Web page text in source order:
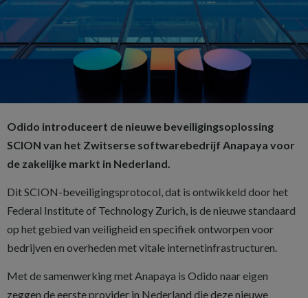
Odido introduceert de nieuwe beveiligingsoplossing
SCION van het Zwitserse softwarebedrijf Anapaya voor
de zakelijke markt in Nederland.
Dit SCION-beveiligingsprotocol, dat is ontwikkeld door het
Federal Institute of Technology Zurich, is de nieuwe standaard
op het gebied van veiligheid en specifiek ontworpen voor
bedrijven en overheden met vitale internetinfrastructuren.
Met de samenwerking met Anapaya is Odido naar eigen
zeggen de eerste provider in Nederland die deze nieuwe